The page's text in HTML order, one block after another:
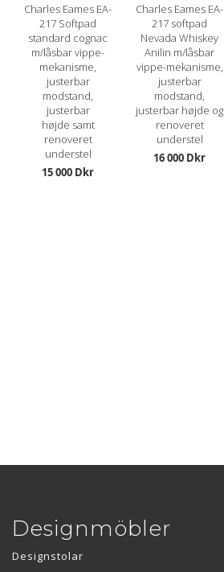
Charles Eames EA-
217 Softpad
standard cognac
m/låsbar vippe-
mekanisme,
justerbar
modstand,
justerbar
højde samt
renoveret
understel
15 000 Dkr
Charles Eames EA-
217 softpad
Nevada Whiskey
Anilin m/låsbar
vippe-mekanisme,
justerbar
modstand,
justerbar højde og
renoveret
understel
16 000 Dkr
Designmöbler
Designstolar